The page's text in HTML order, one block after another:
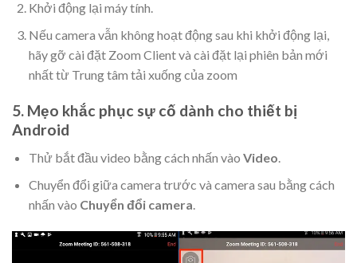
Khởi động lại máy tính.
Nếu camera vẫn không hoạt động sau khi khởi động lại,
hãy gỡ cài đặt Zoom Client và cài đặt lại phiên bản mới
nhất từ Trung tâm tải xuống của zoom
5. Mẹo khắc phục sự cố dành cho thiết bị
Android
Thử bắt đầu video bằng cách nhấn vào Video
Chuyển đổi giữa camera trước và camera sau bằng cách
nhấn vào Chuyển đổi camera.